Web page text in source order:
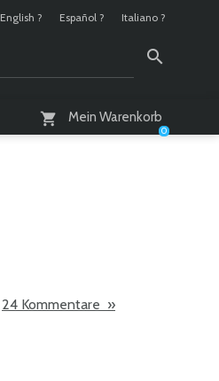
English ? Español ? Italiano ?
Mein Warenkorb
0
24 Kommentare »